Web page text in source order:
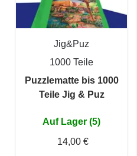
Jig&Puz
1000 Teile
Puzzlematte bis 1000
Teile Jig & Puz
Auf Lager (5)
14,00 €